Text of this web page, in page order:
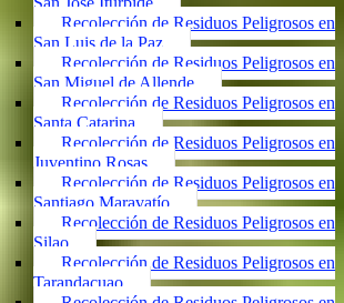
Recolección de Residuos Peligrosos en
San Luis de la Paz
Recolección de Residuos Peligrosos en
San Miguel de Allende
Recolección de Residuos Peligrosos en
Santa Catarina
Recolección de Residuos Peligrosos en
Juventino Rosas
Recolección de Residuos Peligrosos en
Santiago Maravatío
Recolección de Residuos Peligrosos en
Silao
Recolección de Residuos Peligrosos en
Tarandacuao